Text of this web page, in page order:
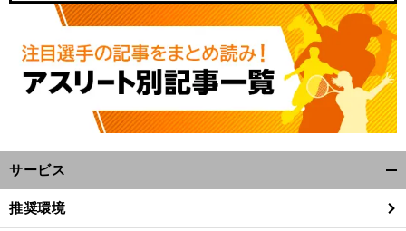
サービス
閉
推奨環境